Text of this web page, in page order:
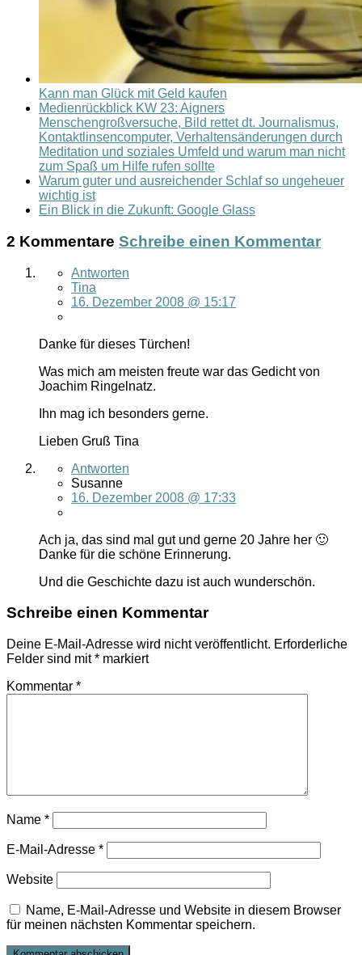
Kann man Glück mit Geld kaufen
Medienrückblick KW 23: Aigners
Menschengroßversuche, Bild rettet dt. Journalismus,
Kontaktlinsencomputer, Verhaltensänderungen durch
Meditation und soziales Umfeld und warum man nicht
zum Spaß um Hilfe rufen sollte
Warum guter und ausreichender Schlaf so ungeheuer
wichtig ist
Ein Blick in die Zukunft: Google Glass
2 Kommentare Schreibe einen Kommentar
Antworten
Tina
16. Dezember 2008 @ 15:17
Danke für dieses Türchen!
Was mich am meisten freute war das Gedicht von
Joachim Ringelnatz.
Ihn mag ich besonders gerne.
Lieben Gruß Tina
Antworten
Susanne
16. Dezember 2008 @ 17:33
Ach ja, das sind mal gut und gerne 20 Jahre her 🙂
Danke für die schöne Erinnerung.
Und die Geschichte dazu ist auch wunderschön.
Schreibe einen Kommentar
Deine E-Mail-Adresse wird nicht veröffentlicht. Erforderliche
Felder sind mit* markiert
Kommentar *
Name *
E-Mail-Adresse *
Website
Name, E-Mail-Adresse und Website in diesem Browser
für meinen nächsten Kommentar speichern.